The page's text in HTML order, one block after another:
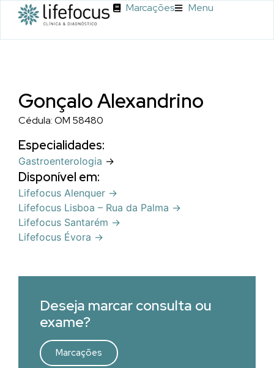
Marcações Menu
Gonçalo Alexandrino
Cédula: OM 58480
Especialidades:
Gastroenterologia →
Disponível em:
Lifefocus Alenquer →
Lifefocus Lisboa – Rua da Palma →
Lifefocus Santarém →
Lifefocus Évora →
Deseja marcar consulta ou
exame?
Marcações